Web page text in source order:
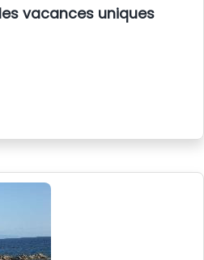
vacances uniques